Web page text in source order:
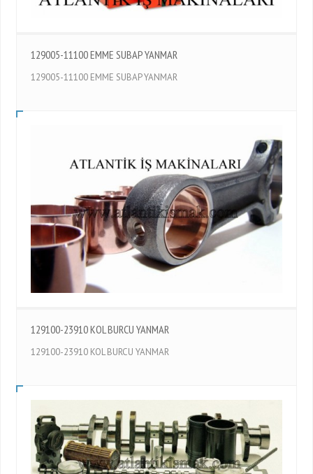
129005-11100 EMME SUBAP YANMAR
129005-11100 EMME SUBAP YANMAR
129100-23910 KOL BURCU YANMAR
129100-23910 KOL BURCU YANMAR